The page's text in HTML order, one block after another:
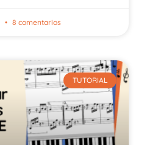
8 comentarios
TUTORIAL